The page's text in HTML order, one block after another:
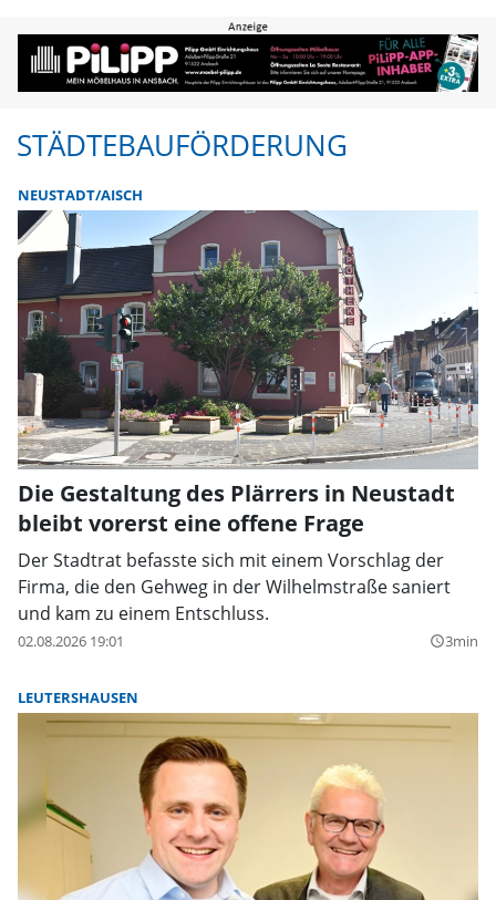
Städtebauförderung | FLZ.de
STÄDTEBAUFÖRDERUNG
NEUSTADT/AISCH
Die Gestaltung des Plärrers in Neustadt
bleibt vorerst eine offene Frage
Der Stadtrat befasste sich mit einem Vorschlag der
Firma, die den Gehweg in der Wilhelmstraße saniert
und kam zu einem Entschluss.
02.08.2026 19:01 query_builder3min
LEUTERSHAUSEN